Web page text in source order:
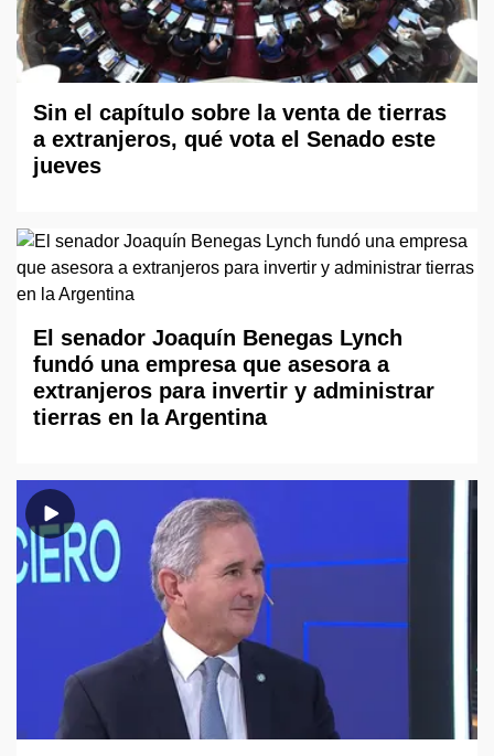
Sin el capítulo sobre la venta de tierras
a extranjeros, qué vota el Senado este
jueves
El senador Joaquín Benegas Lynch
fundó una empresa que asesora a
extranjeros para invertir y administrar
tierras en la Argentina